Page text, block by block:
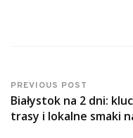
PREVIOUS POST
Białystok na 2 dni:
trasy i lokalne smaki